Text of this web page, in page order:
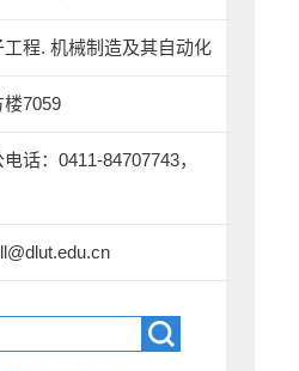
程. 机械制造及其自动化
7059
话：0411-84707743，